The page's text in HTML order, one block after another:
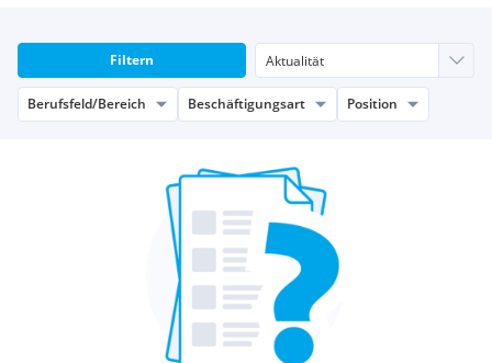
Filtern
Berufsfeld/Bereich Beschäftigungsart Position